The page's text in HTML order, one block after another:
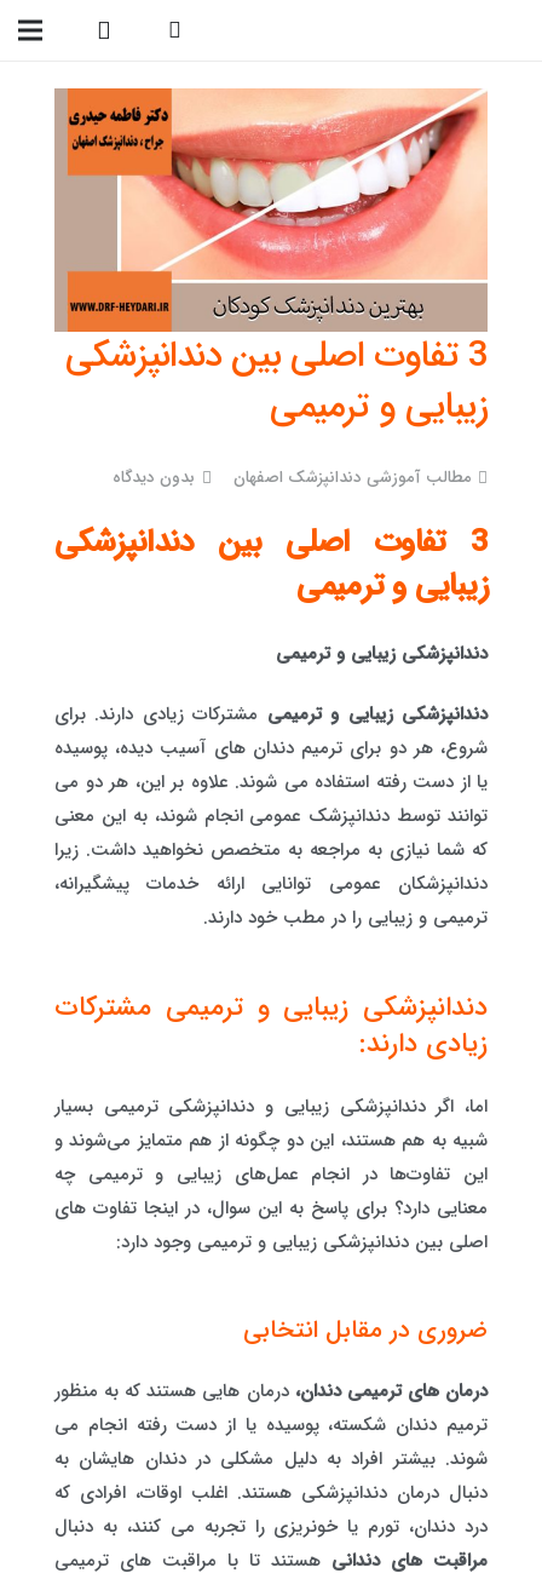
3 تفاوت اصلی بین دندانپزشکی
زیبایی و ترمیمی
مطالب آموزشی دندانپزشک اصفهان بدون دیدگاه
3 تفاوت اصلی بین دندانپزشکی
زیبایی و ترمیمی
دندانپزشکی زیبایی و ترمیمی
دندانپزشکی زیبایی و ترمیمی مشترکات زیادی دارند. برای
شروع، هر دو برای ترمیم دندان های آسیب دیده، پوسیده
یا از دست رفته استفاده می شوند. علاوه بر این، هر دو می
توانند توسط دندانپزشک عمومی انجام شوند، به این معنی
که شما نیازی به مراجعه به متخصص نخواهید داشت. زیرا
دندانپزشکان عمومی توانایی ارائه خدمات پیشگیرانه،
ترمیمی و زیبایی را در مطب خود دارند.
دندانپزشکی زیبایی و ترمیمی مشترکات
زیادی دارند:
اما، اگر دندانپزشکی زیبایی و دندانپزشکی ترمیمی بسیار
شبیه به هم هستند، این دو چگونه از هم متمایز می‌شوند و
این تفاوت‌ها در انجام عمل‌های زیبایی و ترمیمی چه
معنایی دارد؟ برای پاسخ به این سوال، در اینجا تفاوت های
اصلی بین دندانپزشکی زیبایی و ترمیمی وجود دارد:
ضروری در مقابل انتخابی
درمان های ترمیمی دندان، درمان هایی هستند که به منظور
ترمیم دندان شکسته، پوسیده یا از دست رفته انجام می
شوند. بیشتر افراد به دلیل مشکلی در دندان هایشان به
دنبال درمان دندانپزشکی هستند. اغلب اوقات، افرادی که
درد دندان، تورم یا خونریزی را تجربه می کنند، به دنبال
مراقبت های دندانی هستند تا با مراقبت های ترمیمی